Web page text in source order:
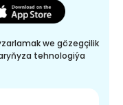
we gözegçilik
tehnologiýa